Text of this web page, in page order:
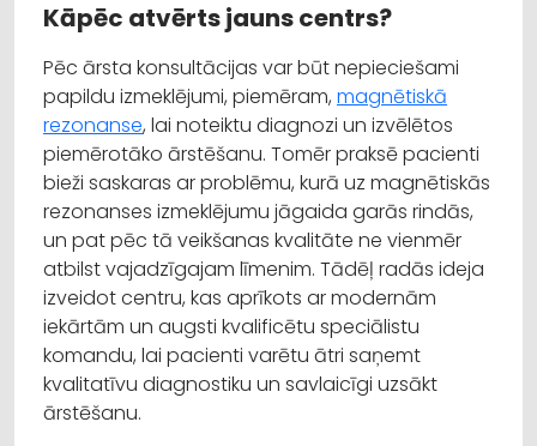
Kāpēc atvērts jauns centrs?
Pēc ārsta konsultācijas var būt nepieciešami
papildu izmeklējumi, piemēram, magnētiskā
rezonanse, lai noteiktu diagnozi un izvēlētos
piemērotāko ārstēšanu. Tomēr praksē pacienti
bieži saskaras ar problēmu, kurā uz magnētiskās
rezonanses izmeklējumu jāgaida garās rindās,
un pat pēc tā veikšanas kvalitāte ne vienmēr
atbilst vajadzīgajam līmenim. Tādēļ radās ideja
izveidot centru, kas aprīkots ar modernām
iekārtām un augsti kvalificētu speciālistu
komandu, lai pacienti varētu ātri saņemt
kvalitatīvu diagnostiku un savlaicīgi uzsākt
ārstēšanu.